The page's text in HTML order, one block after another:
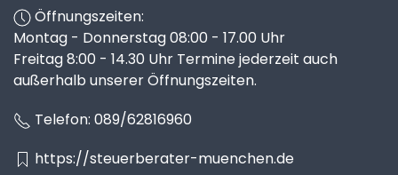
Öffnungszeiten:
Montag - Donnerstag 08:00 - 17.00 Uhr
Freitag 8:00 - 14.30 Uhr Termine jederzeit auch
außerhalb unserer Öffnungszeiten.
Telefon: 089/62816960
https://steuerberater-muenchen.de